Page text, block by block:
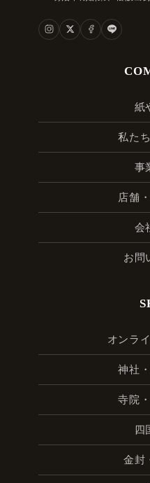
紙
私た
事
店舗
会
お問
オンラ
神社
寺院
四
金封